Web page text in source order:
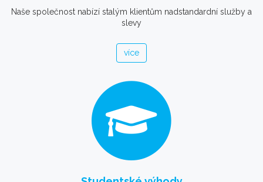
Naše společnost nabízí stalým klientům nadstandardní služby a
slevy
více